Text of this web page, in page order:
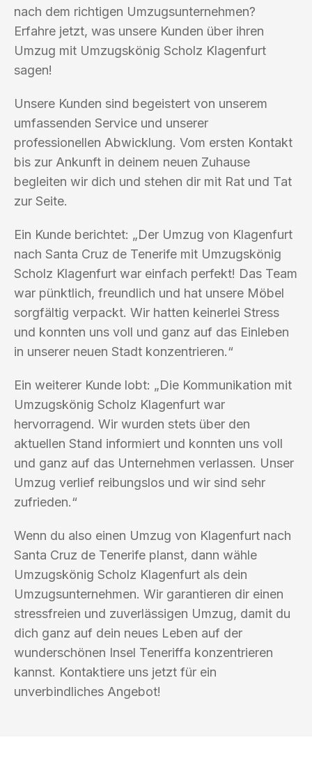
nach dem richtigen Umzugsunternehmen?
Erfahre jetzt, was unsere Kunden über ihren
Umzug mit Umzugskönig Scholz Klagenfurt
sagen!
Unsere Kunden sind begeistert von unserem
umfassenden Service und unserer
professionellen Abwicklung. Vom ersten Kontakt
bis zur Ankunft in deinem neuen Zuhause
begleiten wir dich und stehen dir mit Rat und Tat
zur Seite.
Ein Kunde berichtet: „Der Umzug von Klagenfurt
nach Santa Cruz de Tenerife mit Umzugskönig
Scholz Klagenfurt war einfach perfekt! Das Team
war pünktlich, freundlich und hat unsere Möbel
sorgfältig verpackt. Wir hatten keinerlei Stress
und konnten uns voll und ganz auf das Einleben
in unserer neuen Stadt konzentrieren.“
Ein weiterer Kunde lobt: „Die Kommunikation mit
Umzugskönig Scholz Klagenfurt war
hervorragend. Wir wurden stets über den
aktuellen Stand informiert und konnten uns voll
und ganz auf das Unternehmen verlassen. Unser
Umzug verlief reibungslos und wir sind sehr
zufrieden.“
Wenn du also einen Umzug von Klagenfurt nach
Santa Cruz de Tenerife planst, dann wähle
Umzugskönig Scholz Klagenfurt als dein
Umzugsunternehmen. Wir garantieren dir einen
stressfreien und zuverlässigen Umzug, damit du
dich ganz auf dein neues Leben auf der
wunderschönen Insel Teneriffa konzentrieren
kannst. Kontaktiere uns jetzt für ein
unverbindliches Angebot!